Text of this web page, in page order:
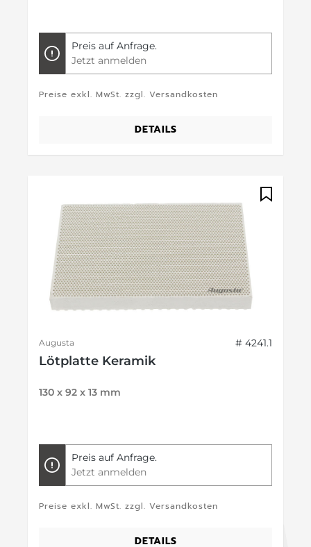
Preis auf Anfrage.
Jetzt anmelden
Preise exkl. MwSt. zzgl. Versandkosten
DETAILS
Augusta # 4241.1
Lötplatte Keramik
130 x 92 x 13 mm
Preis auf Anfrage.
Jetzt anmelden
Preise exkl. MwSt. zzgl. Versandkosten
DETAILS